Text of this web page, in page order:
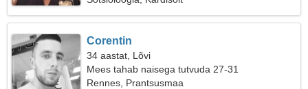
Corentin
34 aastat, Lõvi
Mees tahab naisega tutvuda 27-31
Rennes, Prantsusmaa